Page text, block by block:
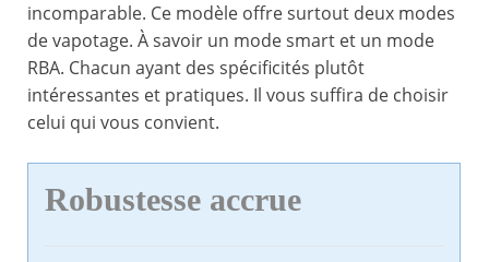
incomparable. Ce modèle offre surtout deux modes
de vapotage. À savoir un mode smart et un mode
RBA. Chacun ayant des spécificités plutôt
intéressantes et pratiques. Il vous suffira de choisir
celui qui vous convient.
Robustesse accrue